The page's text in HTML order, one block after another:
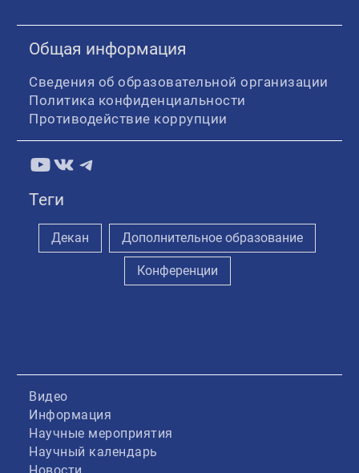
Общая информация
Сведения об образовательной организации
Политика конфиденциальности
Противодействие коррупции
YouTube
ВКонтакте
Telegram
Теги
Декан Дополнительное образование
Конференции
Видео
Информация
Научные мероприятия
Научный календарь